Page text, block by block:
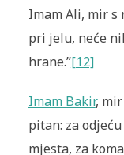
Imam Ali, mir s
pri jelu, neće
hrane.”[12]
Imam Bakir,
pitan: za
mjesta, za